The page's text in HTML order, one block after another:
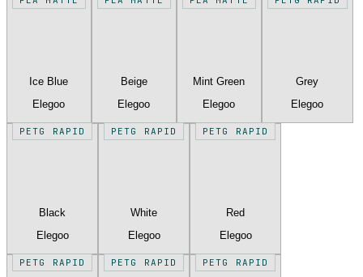
Ice Blue
Elegoo
Beige
Elegoo
Mint Green
Elegoo
Grey
Elegoo
PETG RAPID
Black
Elegoo
PETG RAPID
White
Elegoo
PETG RAPID
Red
Elegoo
PETG RAPID PETG RAPID PETG RAPID